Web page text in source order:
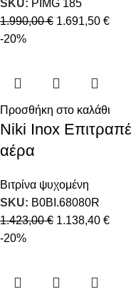
SKU: PIMG 185
1.990,00€ 1.691,50 €
-20%
Προσθήκη στο καλάθι
Niki Inox
αέρα
Βιτρίνα ψυχομένη
SKU: B0BI.68080R
1.423,00€ 1.138,40 €
-20%